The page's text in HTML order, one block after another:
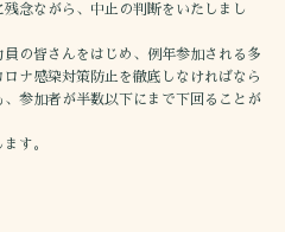
念ながら、中止の判断をいたしまし
の皆さんをはじめ、例年参加される多
ナ感染対策防止を徹底しなければなら
参加者が半数以下にまで下回ることが
す。